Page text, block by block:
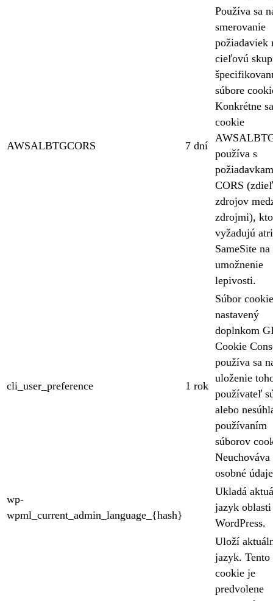
AWSALBTGCORS 7 dní
Používa sa
smerovanie
požiadaviek
cieľovú
súbore
Konkrétne
cookie
používa s
CORS
zdrojov
zdrojmi),
vyžadujú
SameSite na
umožnenie
lepivosti.
cli_user_preference 1 rok
Súbor
nastavený
doplnkom
Cookie
používa sa
uloženie
používateľ
alebo
používaním
súborov
Neuchováva
osobné
wp-
wpml_current_admin_language_{hash}
Ukladá
jazyk
WordPress.
Uloží
jazyk. Tento
cookie je
predvolene